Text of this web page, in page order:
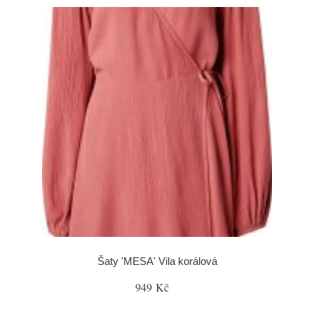
Šaty 'MESA' Vila korálová
949 Kč